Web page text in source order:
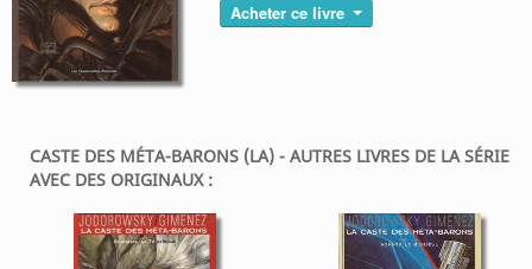
Acheter ce livre
CASTE DES MÉTA-BARONS (LA) - AUTRES LIVRES DE LA SÉRIE
AVEC DES ORIGINAUX :